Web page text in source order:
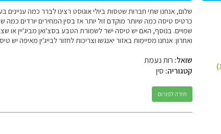
שלום, אנחנו שתי חברות שטסות ביולי אוגוסט רצינו לברר כמה
כרטיס טיסה כמה שיותר מוקדם זול יותר אז בסין המחירים יורדים כמה
שפויים. בנוסף, האם יש טיסה ישר לשמורת הטבע בסצ'ואן מביג'יין או
ואחרון: אנחנו מסיימות באזור יאנגשו וצריכות לחזור לבייג'ין מאיפה
שואל: רות נעמת
קטגוריה: סין
חזרה לפורום